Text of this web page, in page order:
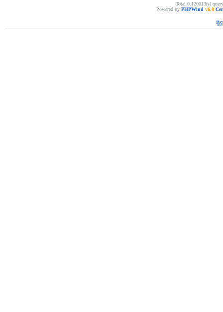
Total 0.120013(s)
Powered by PHPWind v6.0
鄂